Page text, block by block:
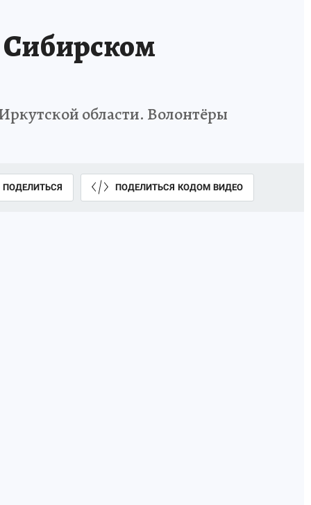
области. Волонтёры
ПОДЕЛИТЬСЯ ПОДЕЛИТЬСЯ КОДОМ ВИДЕО